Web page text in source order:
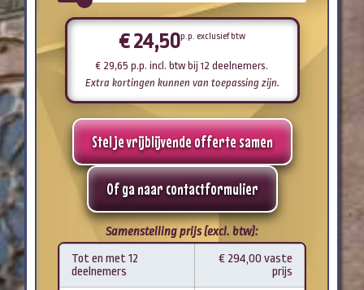
€24,50p.p. exclusief btw
€ 29,65 p.p. incl. btw bij 12 deelnemers.
Extra kortingen kunnen van toepassing zijn.
Stel je vrijblijvende offerte samen
Of ga naar contactformulier
Samenstelling prijs (excl. btw):
Tot en met 12
deelnemers
€ 294,00 vaste
prijs